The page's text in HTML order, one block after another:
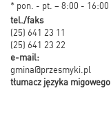
* pon. - pt. – 8:00 - 16:00
tel./faks
(25) 641 23 11
(25) 641 23 22
e-mail:
gmina@przesmyki.pl
tłumacz języka migowego